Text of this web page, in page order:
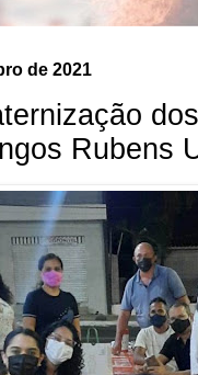
de 2021
Rubens